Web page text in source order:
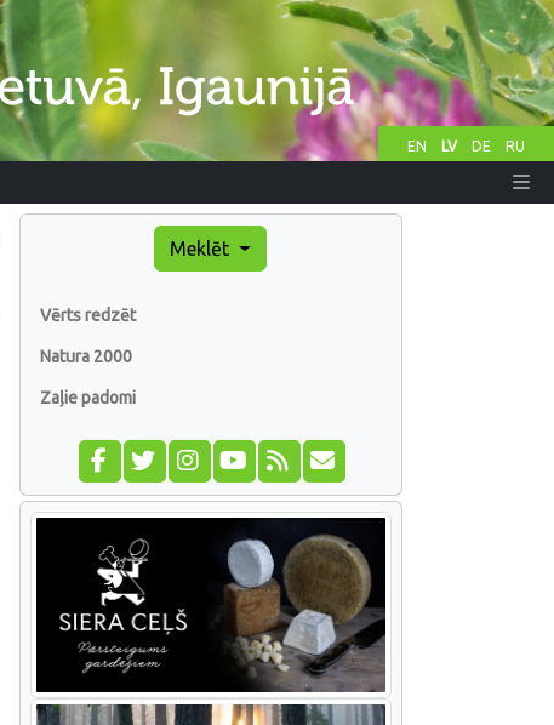
EN LV DE RU
Meklēt
Vērts redzēt
Natura 2000
Zaļie padomi